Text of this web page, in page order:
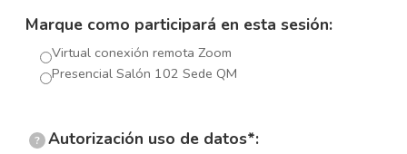
Marque como participará en esta sesión:
Virtual conexión remota Zoom
Presencial Salón 102 Sede QM
? Autorización uso de datos*: